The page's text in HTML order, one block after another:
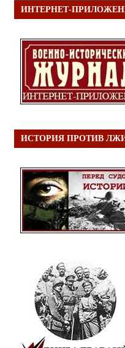
ИНТЕРНЕТ-
ИСТОРИЯ ПРОТИВ